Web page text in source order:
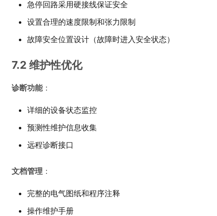
急停回路采用硬接线保证安全
设置合理的速度限制和张力限制
故障安全位置设计（故障时进入安全状态）
7.2 维护性优化
诊断功能：
详细的设备状态监控
预测性维护信息收集
远程诊断接口
文档管理 ：
完整的电气图纸和程序注释
操作维护手册